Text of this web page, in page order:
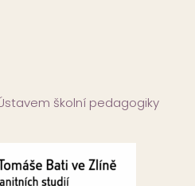
školní pedagogiky